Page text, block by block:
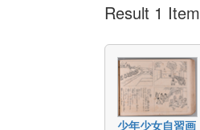
Result 1 Item
少年少女自習画